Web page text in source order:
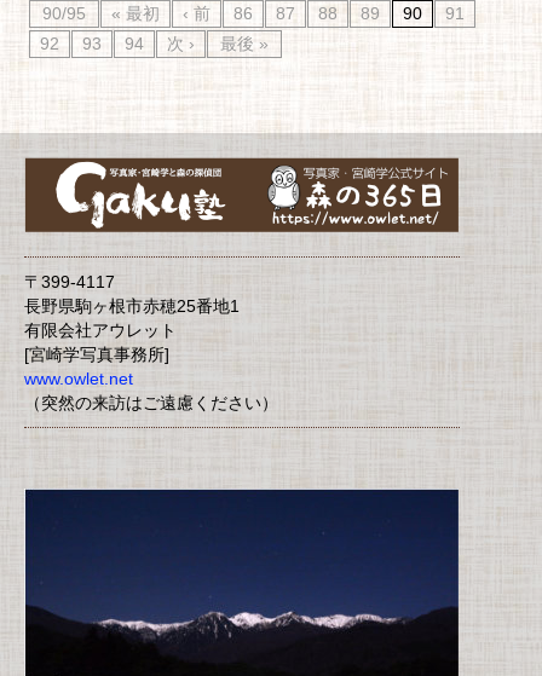
90/95 « 最初 ‹ 前 86 87 88 89 90
91
92
93 94 次 › 最後 »
〒399-4117
長野県駒ヶ根市赤穂25番地1
有限会社アウレット
[宮崎学写真事務所]
www.owlet.net
（突然の来訪はご遠慮ください）